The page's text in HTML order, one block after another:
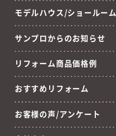
モデルハウス/ショールーム
サンプロからのお知らせ
リフォーム商品価格例
おすすめリフォーム
お客様の声/アンケート